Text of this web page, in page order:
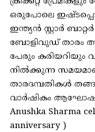
ഒരുപോലെ
ഇന്ത്യന്‍ സ്റ്റാര്‍
ബോളിവുഡ് താരം
പേരും കരിയറിയും
നില്‍ക്കുന്ന
താരദമ്പതികള്‍
വാര്‍ഷികം
Anushka Sharma
anniversary )